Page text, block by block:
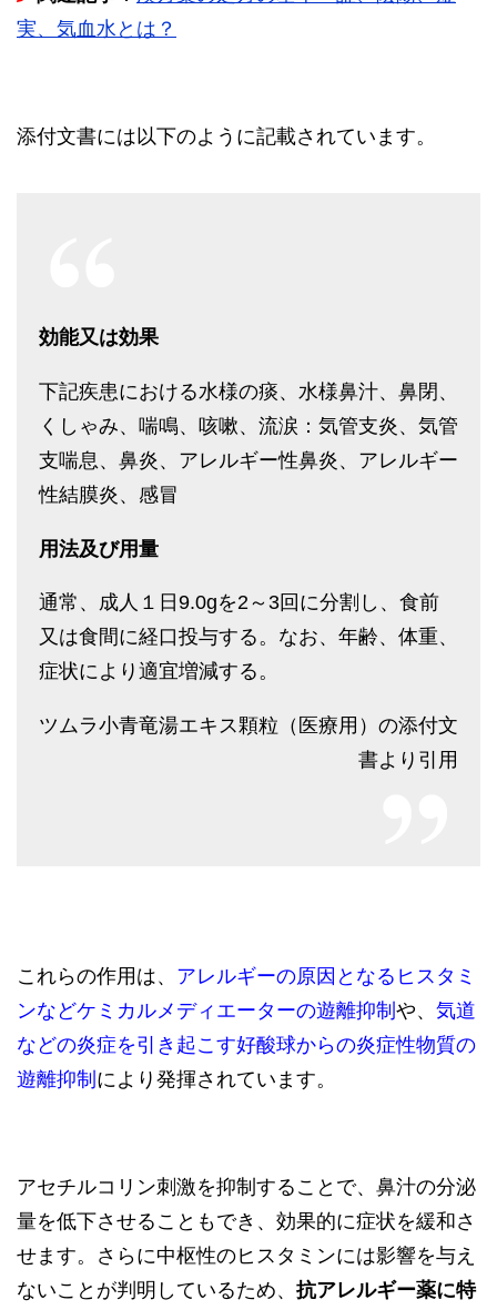
実、気血水とは？
添付文書には以下のように記載されています。
効能又は効果
下記疾患における水様の痰、水様鼻汁、鼻閉、
くしゃみ、喘鳴、咳嗽、流涙：気管支炎、気管
支喘息、鼻炎、アレルギー性鼻炎、アレルギー
性結膜炎、感冒
用法及び用量
通常、成人１日9.0gを2～3回に分割し、食前
又は食間に経口投与する。なお、年齢、体重、
症状により適宜増減する。
ツムラ小青竜湯エキス顆粒（医療用）の添付文
書より引用
これらの作用は、 アレルギーの原因となるヒスタミ
ンなどケミカルメディエーターの遊離抑制 や、 気道
などの炎症を引き起こす好酸球からの炎症性物質の
遊離抑制 により発揮されています。
アセチルコリン刺激を抑制することで、鼻汁の分泌
量を低下させることもでき、効果的に症状を緩和さ
せます。さらに中枢性のヒスタミンには影響を与え
ないことが判明しているため、 抗アレルギー薬に特